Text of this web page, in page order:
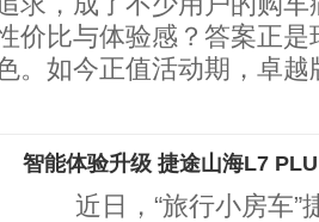
价比与体验感？答案正
。如今正值活动期，卓
智能体验升级 捷途山海L7 PLU
近日，“旅行小房车”